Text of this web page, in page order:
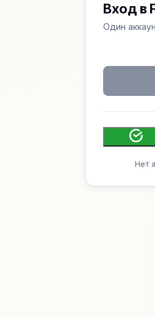
Вход в
Один
Нет